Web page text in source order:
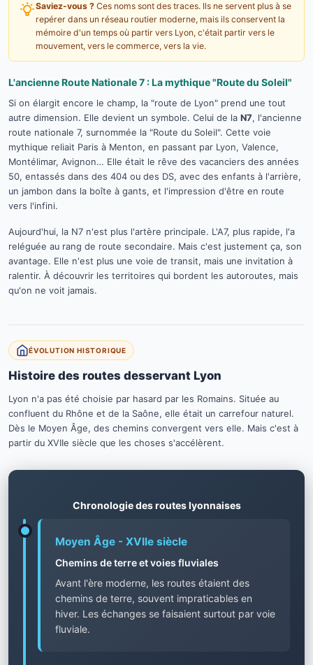
Saviez-vous ? Ces noms sont des traces. Ils ne servent plus à se
repérer dans un réseau routier moderne, mais ils conservent la
mémoire d'un temps où partir vers Lyon, c'était partir vers le
mouvement, vers le commerce, vers la vie.
L'ancienne Route Nationale 7 : La mythique "Route du Soleil"
Si on élargit encore le champ, la "route de Lyon" prend une tout
autre dimension. Elle devient un symbole. Celui de la N7, l'ancienne
route nationale 7, surnommée la "Route du Soleil". Cette voie
mythique reliait Paris à Menton, en passant par Lyon, Valence,
Montélimar, Avignon… Elle était le rêve des vacanciers des années
50, entassés dans des 404 ou des DS, avec des enfants à l'arrière,
un jambon dans la boîte à gants, et l'impression d'être en route
vers l'infini.
Aujourd'hui, la N7 n'est plus l'artère principale. L'A7, plus rapide, l'a
reléguée au rang de route secondaire. Mais c'est justement ça, son
avantage. Elle n'est plus une voie de transit, mais une invitation à
ralentir. À découvrir les territoires qui bordent les autoroutes, mais
qu'on ne voit jamais.
ÉVOLUTION HISTORIQUE
Histoire des routes desservant Lyon
Lyon n'a pas été choisie par hasard par les Romains. Située au
confluent du Rhône et de la Saône, elle était un carrefour naturel.
Dès le Moyen Âge, des chemins convergent vers elle. Mais c'est à
partir du XVIIe siècle que les choses s'accélèrent.
Chronologie des routes lyonnaises
Moyen Âge - XVIIe siècle
Chemins de terre et voies fluviales
Avant l'ère moderne, les routes étaient des
chemins de terre, souvent impraticables en
hiver. Les échanges se faisaient surtout par voie
fluviale.